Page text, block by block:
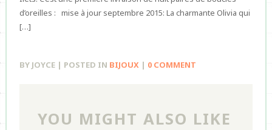
d’oreilles : mise à jour septembre 2015: La charmante Olivia qui
[…]
BY JOYCE | POSTED IN BIJOUX | 0 COMMENT
YOU MIGHT ALSO LIKE